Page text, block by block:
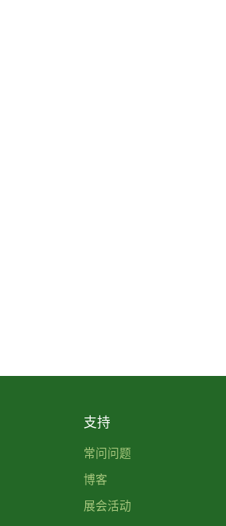
支持
常问问题
博客
展会活动